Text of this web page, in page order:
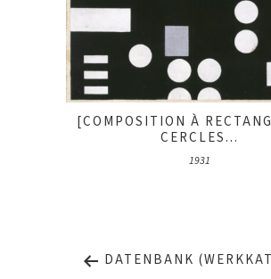
[COMPOSITION À
CERCLES...
1931
DATENBANK